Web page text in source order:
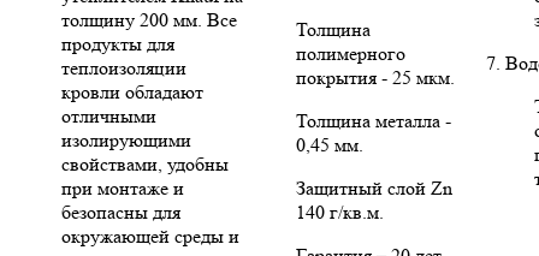
толщину 200 мм. Все
продукты для
теплоизоляции
кровли обладают
отличными
изолирующими
свойствами, удобны
при монтаже и
безопасны для
окружающей среды и
Толщина
полимерного
покрытия - 25 мкм.
Толщина металла -
0,45 мм.
Защитный слой Zn
140 г/кв.м.
7.